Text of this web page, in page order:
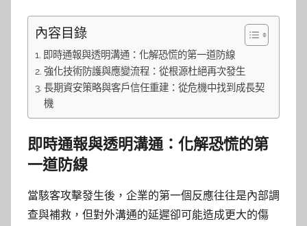
內容目錄
即時通報與透明溝通：化解恐慌的第一道防線
強化技術防護與應變流程：從根源杜絕再次發生
長期資安策略與客戶信任重建：從危機中找到成長契
機
即時通報與透明溝通：化解恐慌的第
一道防線
當駭客攻擊發生後，企業的第一個反應往往是內部調
查與補救，但對外溝通的延遲卻可能造成更大的傷